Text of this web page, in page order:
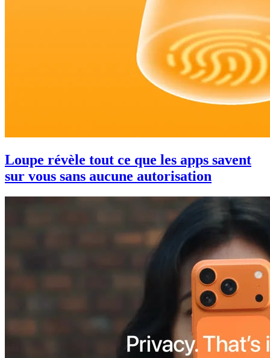
Loupe révèle tout ce que les apps savent
sur vous sans aucune autorisation